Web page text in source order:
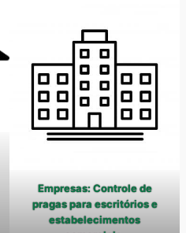
Empresas: Controle de
pragas para escritórios e
estabelecimentos